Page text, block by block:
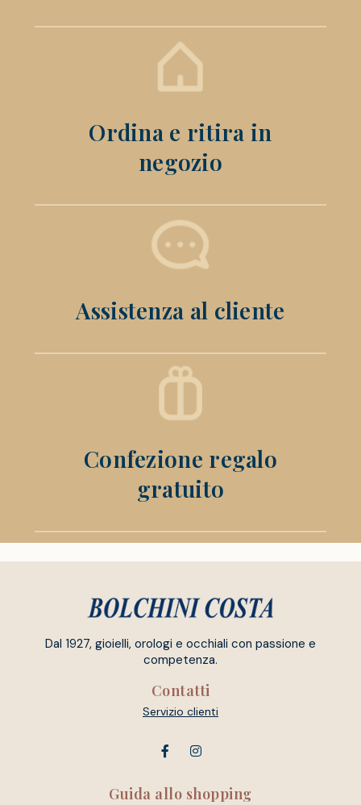
Ordina e ritira in
negozio
Assistenza al cliente
Confezione regalo
gratuito
Dal 1927, gioielli, orologi e occhiali con passione e
competenza.
Contatti
Servizio clienti
Guida allo shopping